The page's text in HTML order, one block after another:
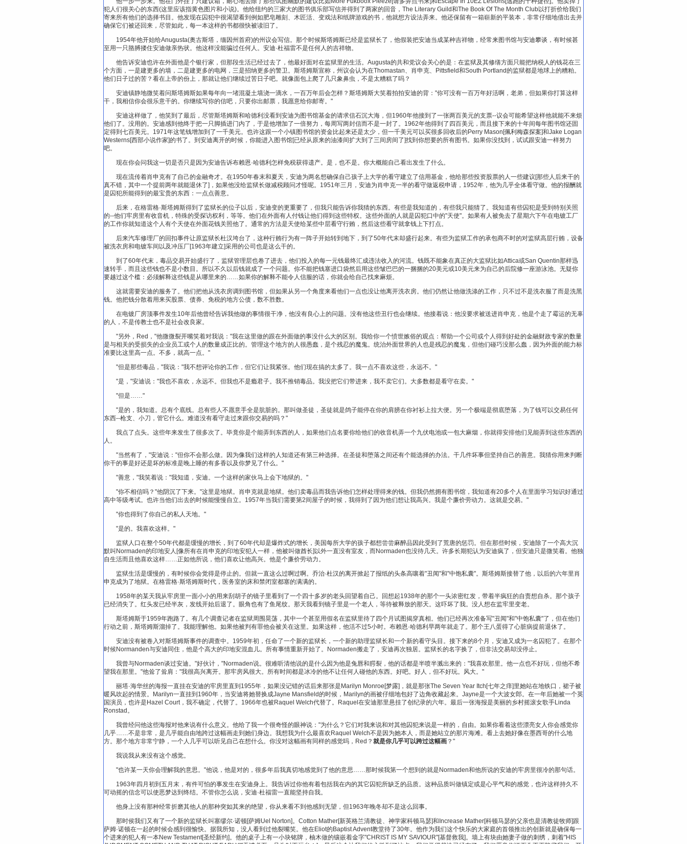
犯人们很关心的东西(这里应该指黄色图片和小说)。他给纽约的三家大的图书俱乐部写信并得到了两家的回音，The Literary Guild和The Book Of The Month Club以打折价给我们
寄来所有他们的选择书目。他发现在囚犯中很渴望看到例如肥皂雕刻、木匠活、变戏法和纸牌游戏的书，他就想方设法弄来。他还保留有一箱崭新的平装本，非常仔细地借出去并
确保它们被还回来，尽管如此，每一本这样的书都很快被读旧了。
1954年他开始给Anugusta(奥古斯塔，缅因州首府)的州议会写信。那个时候斯塔姆斯已经是监狱长了，他假装把安迪当成某种吉祥物，经常来图书馆与安迪攀谈，有时候甚
至用一只胳膊搂住安迪做亲热状。他这样没能骗过任何人。安迪·杜福雷不是任何人的吉祥物。
他告诉安迪也许在外面他是个银行家，但那段生活已经过去了，他最好面对在监狱里的生活。Augusta的共和党议会关心的是：在监狱及其修缮方面只能把纳税人的钱花在三
个方面，一是建更多的墙，二是建更多的电网，三是招纳更多的警卫。斯塔姆斯宣称，州议会认为在Thomastan、肖申克、Pittsfield和South Portland的监狱都是地球上的糟粕。
他们日子过的苦？看在上帝的份上，那就让他们继续过苦日子吧。就像面包上爬了几只象鼻虫，不是太糟糕了吗？
安迪镇静地微笑着问斯塔姆斯如果每年向一堵混凝土墙浇一滴水，一百万年后会怎样？斯塔姆斯大笑着拍拍安迪的背："你可没有一百万年好活啊，老弟，但如果你打算这样
干，我相信你会很乐意干的。你继续写你的信吧，只要你出邮票，我愿意给你邮寄。"
安迪这样做了，他笑到了最后，尽管斯塔姆斯和哈德利没看到安迪为图书馆基金的请求信石沉大海，但1960年他接到了一张两百美元的支票--议会可能希望这样他就能不来烦
他们了。没用的。安迪感到他终于把一只脚插进门内了，于是他增加了一倍努力，每周写两封信而不是一封了。1962年他得到了四百美元，而且接下来的十年间每年图书馆还固
定得到七百美元。1971年这笔钱增加到了一千美元。也许这跟一个小镇图书馆的资金比起来还是太少，但一千美元可以买很多回收后的Perry Mason[佩利梅森探案]和Jake Logan
Westerns[西部小说作家]的书了。到安迪离开的时候，你能进入图书馆[已经从原来的油漆间扩大到了三间房间了]找到你想要的所有图书。如果你没找到，试试跟安迪一样努力
吧。
现在你会问我这一切是否只是因为安迪告诉布赖恩·哈德利怎样免税获得遗产。是，也不是。你大概能自己看出发生了什么。
现在流传着肖申克有了自己的金融奇才。在1950年春末和夏天，安迪为两名想确保自己孩子上大学的看守建立了信用基金，他给那些投资股票的人一些建议[那些人后来干的
真不错，其中一个提前两年就能退休了]，如果他没给监狱长做减税顾问才怪呢。1951年三月，安迪为肖申克一半的看守做返税申请，1952年，他为几乎全体看守做。他的报酬就
是囚犯所能得到的最宝贵的东西：一点点善意。
后来，在格雷格·斯塔姆斯得到了监狱长的位子以后，安迪变的更重要了，但我只能告诉你我猜的东西。有些是我知道的，有些我只能猜了。我知道有些囚犯是受到特别关照
的--他们牢房里有收音机，特殊的受探访权利，等等。他们在外面有人付钱让他们得到这些特权。这些外面的人就是囚犯口中的"天使"。如果有人被免去了星期六下午在电镀工厂
的工作你就知道这个人有个天使在外面花钱关照他了。通常的方法是天使给某些中层看守行贿，然后这些看守就拿钱上下打点。
后来汽车修理厂的回扣事件让原监狱长杜汉垮台了，这种行贿行为有一阵子开始转到地下，到了50年代末却盛行起来。有些为监狱工作的承包商不时的对监狱高层行贿，设备
被洗衣房和电镀车间以及冲压厂[1963年建立]采用的公司也是这么干的。
到了60年代末，毒品交易开始盛行了，监狱管理层也卷了进去，他们投入的每一元钱最终汇成违法收入的河流。钱既不能象在真正的大监狱比如Attica或San Quentin那样迅
速转手，而且这些钱也不是小数目。所以不久以后钱就成了一个问题。你不能把钱塞进口袋然后用这些皱巴巴的一捆捆的20美元或10美元来为自己的后院修一座游泳池。无疑你
要越过这个槛：必须解释这些钱是从哪里来的……如果你的解释不能令人信服的话，你就会给自己找来麻烦。
这就需要安迪的服务了。他们把他从洗衣房调到图书馆，但如果从另一个角度来看他们一点也没让他离开洗衣房。他们仍然让他做洗涤的工作，只不过不是洗衣服了而是洗黑
钱。他把钱分散着用来买股票、债券、免税的地方公债，数不胜数。
在电镀厂房顶事件发生10年后他曾经告诉我他做的事情很干净，他没有良心上的问题。没有他这些丑行也会继续。他接着说：他没要求被送进肖申克，他是个走了霉运的无辜
的人，不是传教士也不是社会改良家。
"另外，Red，"他微微裂开嘴笑着对我说："我在这里做的跟在外面做的事没什么大的区别。我给你一个愤世嫉俗的观点：帮助一个公司或个人得到好处的金融财政专家的数量
是与相关的受损失的企业员工或个人的数量成正比的。管理这个地方的人很愚蠢，是个残忍的魔鬼。统治外面世界的人也是残忍的魔鬼，但他们碰巧没那么蠢，因为外面的能力标
准要比这里高一点。不多，就高一点。"
"但是那些毒品，"我说："我不想评论你的工作，但它们让我紧张。他们现在搞的太多了。我一点不喜欢这些，永远不。"
"是，"安迪说："我也不喜欢，永远不。但我也不是瘾君子。我不推销毒品。我没把它们带进来，我不卖它们。大多数都是看守在卖。"
"但是……"
"是的，我知道。总有个底线。总有些人不愿意手全是肮脏的。那叫做圣徒，圣徒就是鸽子能停在你的肩膀在你衬衫上拉大便。另一个极端是彻底堕落，为了钱可以交易任何
东西--枪支、小刀，管它什么。难道没有看守走过来跟你交易的吗？"
我点了点头。这些年来发生了很多次了。毕竟你是个能弄到东西的人，如果他们点名要你给他们的收音机弄一个九伏电池或一包大麻烟，你就得安排他们见能弄到这些东西的
人。
"当然有了，"安迪说："但你不会那么做。因为像我们这样的人知道还有第三种选择。在圣徒和堕落之间还有个能选择的办法。干几件坏事但坚持自己的善意。我猜你用来判断
你干的事是好还是坏的标准是晚上睡的有多香以及你梦见了什么。"
"善意，"我笑着说："我知道，安迪。一个这样的家伙马上会下地狱的。"
"你不相信吗？"他阴沉了下来。"这里是地狱。肖申克就是地狱。他们卖毒品而我告诉他们怎样处理得来的钱。但我仍然拥有图书馆，我知道有20多个人在里面学习知识好通过
高中等级考试。也许当他们出去的时候能慢慢自立。1957年当我们需要第2间屋子的时候，我得到了因为他们想让我高兴。我是个廉价劳动力。这就是交易。"
"你也得到了你自己的私人天地。"
"是的。我喜欢这样。"
监狱人口在整个50年代都是缓慢的增长，到了60年代却是爆炸式的增长，美国每所大学的孩子都想尝尝麻醉品因此受到了荒唐的惩罚。但在那些时候，安迪除了一个高大沉
默叫Normaden的印地安人[像所有在肖申克的印地安犯人一样，他被叫做酋长]以外一直没有室友，而Normaden也没待几天。许多长期犯认为安迪疯了，但安迪只是微笑着。他独
自生活而且他喜欢这样……正如他所说，他们喜欢让他高兴。他是个廉价劳动力。
监狱生活是缓慢的，有时候你会觉得是停止的。但就一直这么过啊过啊。乔治·杜汉的离开掀起了报纸的头条高嚷着"丑闻"和"中饱私囊"。斯塔姆斯接替了他，以后的六年里肖
申克成为了地狱。在格雷格·斯塔姆斯时代，医务室的床和禁闭室都塞的满满的。
1958年的某天我从牢房里一面小小的用来刮胡子的镜子里看到了一个四十多岁的老头回望着自己。回想起1938年的那个一头浓密红发，带着半疯狂的自责想自杀。那个孩子
已经消失了。红头发已经半灰，发线开始后退了。眼角也有了鱼尾纹。那天我看到镜子里是一个老人，等待被释放的那天。这吓坏了我。没人想在监牢里变老。
斯塔姆斯于1959年跑路了。有几个调查记者在监狱周围晃荡，其中一个甚至用假名在监狱里待了四个月试图揭穿真相。他们已经再次准备写"丑闻"和"中饱私囊"了，但在他们
行动之前，斯塔姆斯溜掉了。我能理解他。如果他被判有罪他会被关在这里。如果这样，他活不过5小时。布赖恩·哈德利早两年就走了。那个王八蛋得了心脏病提前退休了。
安迪没有被卷入对斯塔姆斯事件的调查中。1959年初，任命了一个新的监狱长，一个新的助理监狱长和一个新的看守头目。接下来的8个月，安迪又成为一名囚犯了。在那个
时候Normanden与安迪同住，他是个高大的印地安混血儿。所有事情重新开始了。Normaden搬走了，安迪再次独居。监狱长的名字换了，但非法交易却没停止。
我曾与Normaden谈过安迪。"好伙计，"Normaden说。很难听清他说的是什么因为他是兔唇和腭裂，他的话都是半喷半溅出来的："我喜欢那里。他一点也不好玩，但他不希
望我在那里。"他耸了耸肩："我很高兴离开。那牢房风很大。所有时间都是冰冷的他不让任何人碰他的东西。好吧。好人，但不好玩。风大。"
丽塔·海华丝的海报一直挂在安迪的牢房里直到1955年，如果没记错的话后来那张是Marilyn Monroe[梦露]，就是那张The Seven Year Itch[七年之痒]里她站在地铁口，裙子被
暖风吹起的情景。Marilyn一直挂到1960年，当安迪将她替换成Jayne Mansfield的时候，Marilyn的画被仔细地包好了边角收藏起来。Jayne是一个大波女郎。在一年后她被一个英
国演员，也许是Hazel Court，我不确定，代替了。1966年也被Raquel Welch代替了。Raquel在安迪那里悬挂了创纪录的六年。最后一张海报是美丽的乡村摇滚女歌手Linda
Ronstad。
我曾经问他这些海报对他来说有什么意义。他给了我一个很奇怪的眼神说："为什么？它们对我来说和对其他囚犯来说是一样的，自由。如果你看着这些漂亮女人你会感觉你
几乎……不是非常，是几乎能自由地跨过这幅画走到她们身边。我想我为什么最喜欢Raquel Welch不是因为她本人，而是她站立的那片海滩。看上去她好像在墨西哥的什么地
方。那个地方非常宁静，一个人几乎可以听见自己在想什么。你没对这幅画有同样的感觉吗，Red？ 就是你几乎可以跨过这幅画？"
我说我从来没有这个感觉。
"也许某一天你会理解我的意思。"他说，他是对的，很多年后我真切地感觉到了他的意思……那时候我第一个想到的就是Normaden和他所说的安迪的牢房里很冷的那句话。
1963年四月初到五月末，有件可怕的事发生在安迪身上。我告诉过你他有着包括我在内的其它囚犯所缺乏的品质。这种品质叫做镇定或是心平气和的感觉，也许这样持久不
可动摇的信念可以使恶梦达到终结。不管你怎么说，安迪·杜福雷一直能坚持自我。
他身上没有那种经常折磨其他人的那种突如其来的绝望，你从来看不到他感到无望，但1963年晚冬却不是这么回事。
那时侯我们又有了一个新的监狱长叫塞缪尔·诺顿[萨姆uel Norton]。Cotton Mather[新英格兰清教徒、神学家科顿马瑟]和Increase Mather[科顿马瑟的父亲也是清教徒牧师]跟
萨姆·诺顿在一起的时候会感到很愉快。据我所知，没人看到过他裂嘴笑。他在Eliot的Baptist Advent教堂待了30年。他作为我们这个快乐的大家庭的首领推出的创新就是确保每一
个进来的犯人有一本New Testament[圣经新约]。他的桌子上有一小块铭牌，柚木做的镶嵌着金字"CHRIST IS MY SAVIOUR"[基督救我]。墙上有块由她妻子做的刺绣，刺着"HIS